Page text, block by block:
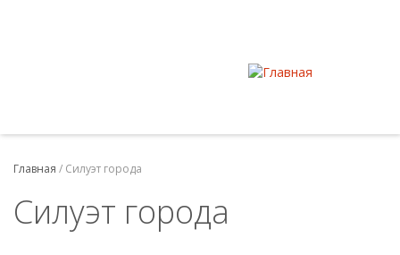
Главная / Силуэт города
Силуэт города